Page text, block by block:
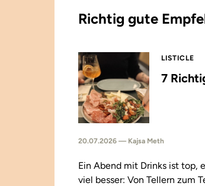
Richtig gute
LISTICLE
7
20.07.2026 — Kajsa Meth
Ein Abend mit Drinks ist top,
viel besser: Von Tellern zum